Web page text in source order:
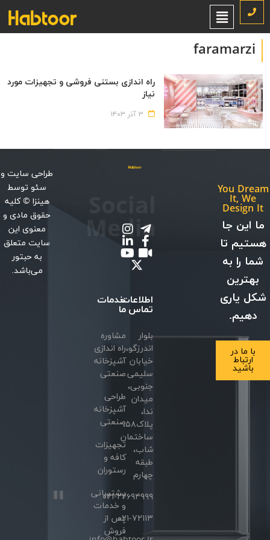
faramarzi
راه اندازی بستنی فروشی و تجهیزات مورد
نیاز
You Dream
It, We
Design It
ما این جا
هستیم تا
شما را به
بهترین
شکل یاری
دهیم.
با ما در
ارتباط
باشید
اطلاعات
تماس
بلوار
اندرزگو،
خیابان
سلیمی
جنوبی،
میدان
ندا،
پلاک۵۸،
ساختمان
شاب،
طبقه
چهارم
۰۲۱-۲۲۶۹۴۹۹۹
۰۲۱-۷۲۱۱۳
Media
خدمات
ما
مشاوره
راه اندازی
آشپزخانه
صنعتی
طراحی
آشپزخانه
صنعتی
تجهیزات
کافه و
رستوران
پشتیبانی
و خدمات
پس از
فروش
طراحی سایتو
سئوتوسط
هینزا © کلیه
حقوق مادی و
معنوی این
سایت متعلق
به حبتور
می‌باشد.